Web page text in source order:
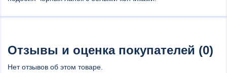
Отзывы и оценка покупателей (0)
Нет отзывов об этом товаре.